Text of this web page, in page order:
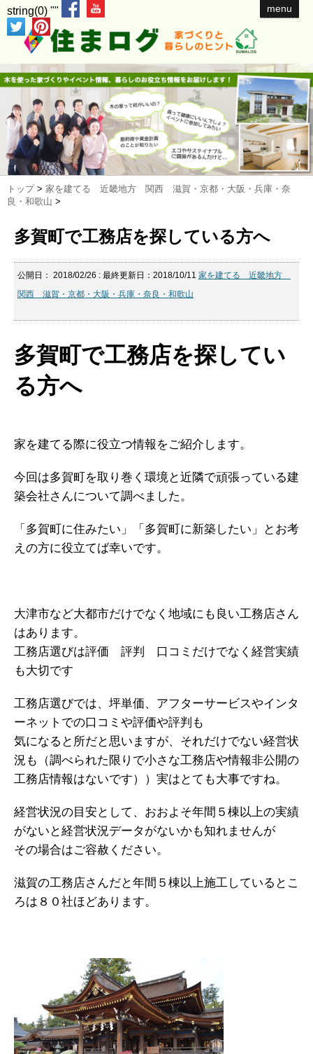
string(0) "" menu
トップ > 家を建てる 近畿地方 関西 滋賀・京都・大阪・兵庫・奈
良・和歌山 >
多賀町で工務店を探している方へ
公開日： 2018/02/26 : 最終更新日：2018/10/11 家を建てる 近畿地方
関西 滋賀・京都・大阪・兵庫・奈良・和歌山
多賀町で工務店を探してい
る方へ
家を建てる際に役立つ情報をご紹介します。
今回は多賀町を取り巻く環境と近隣で頑張っている建
築会社さんについて調べました。
「多賀町に住みたい」「多賀町に新築したい」とお考
えの方に役立てば幸いです。
大津市など大都市だけでなく地域にも良い工務店さん
はあります。
工務店選びは評価 評判 口コミだけでなく経営実績
も大切です
工務店選びでは、坪単価、アフターサービスやインタ
ーネットでの口コミや評価や評判も
気になると所だと思いますが、それだけでない経営状
況も（調べられた限りで小さな工務店や情報非公開の
工務店情報はないです））実はとても大事ですね。
経営状況の目安として、おおよそ年間５棟以上の実績
がないと経営状況データがないかも知れませんが
その場合はご容赦ください。
滋賀の工務店さんだと年間５棟以上施工しているとこ
ろは８０社ほどあります。